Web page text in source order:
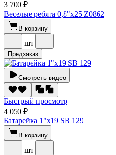
3 700 ₽
Веселые ребята 0,8"х25 Z0862
В корзину
шт
Предзаказ
Смотреть видео
Быстрый просмотр
4 050 ₽
Батарейка 1"х19 SВ 129
В корзину
шт